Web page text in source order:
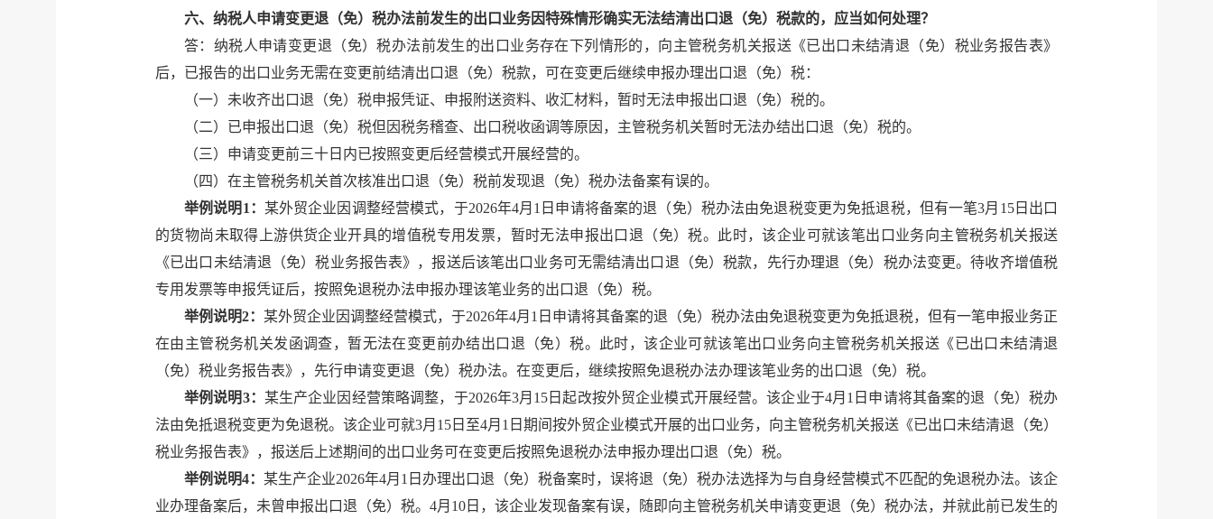
六、纳税人申请变更退（免）税办法前发生的出口业务因特殊情形确实无法结清出口退（免）税款的，应当如何处理？
答：纳税人申请变更退（免）税办法前发生的出口业务存在下列情形的，向主管税务机关报送《已出口未结清退（免）税业务报告表》
后，已报告的出口业务无需在变更前结清出口退（免）税款，可在变更后继续申报办理出口退（免）税：
（一）未收齐出口退（免）税申报凭证、申报附送资料、收汇材料，暂时无法申报出口退（免）税的。
（二）已申报出口退（免）税但因税务稽查、出口税收函调等原因，主管税务机关暂时无法办结出口退（免）税的。
（三）申请变更前三十日内已按照变更后经营模式开展经营的。
（四）在主管税务机关首次核准出口退（免）税前发现退（免）税办法备案有误的。
举例说明1： 某外贸企业因调整经营模式，于2026年4月1日申请将备案的退（免）税办法由免退税变更为免抵退税，但有一笔3月15日出口
的货物尚未取得上游供货企业开具的增值税专用发票，暂时无法申报出口退（免）税。此时，该企业可就该笔出口业务向主管税务机关报送
《已出口未结清退（免）税业务报告表》，报送后该笔出口业务可无需结清出口退（免）税款，先行办理退（免）税办法变更。待收齐增值税
专用发票等申报凭证后，按照免退税办法申报办理该笔业务的出口退（免）税。
举例说明2： 某外贸企业因调整经营模式，于2026年4月1日申请将其备案的退（免）税办法由免退税变更为免抵退税，但有一笔申报业务正
在由主管税务机关发函调查，暂无法在变更前办结出口退（免）税。此时，该企业可就该笔出口业务向主管税务机关报送《已出口未结清退
（免）税业务报告表》，先行申请变更退（免）税办法。在变更后，继续按照免退税办法办理该笔业务的出口退（免）税。
举例说明3： 某生产企业因经营策略调整，于2026年3月15日起改按外贸企业模式开展经营。该企业于4月1日申请将其备案的退（免）税办
法由免抵退税变更为免退税。该企业可就3月15日至4月1日期间按外贸企业模式开展的出口业务，向主管税务机关报送《已出口未结清退（免）
税业务报告表》，报送后上述期间的出口业务可在变更后按照免退税办法申报办理出口退（免）税。
举例说明4： 某生产企业2026年4月1日办理出口退（免）税备案时，误将退（免）税办法选择为与自身经营模式不匹配的免退税办法。该企
业办理备案后，未曾申报出口退（免）税。4月10日，该企业发现备案有误，随即向主管税务机关申请变更退（免）税办法，并就此前已发生的